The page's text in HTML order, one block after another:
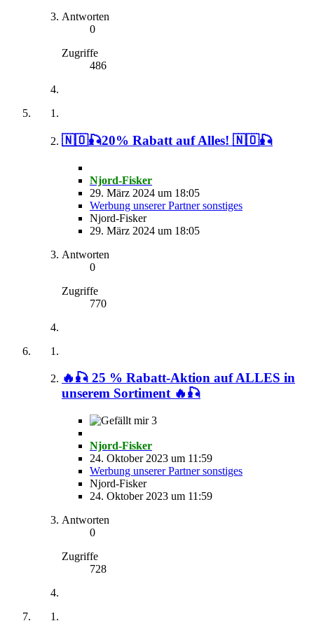
Antworten
0
Zugriffe
486
🇳🇴🎣20% Rabatt auf Alles! 🇳🇴🎣
Njord-Fisker
29. März 2024 um 18:05
Werbung unserer Partner sonstiges
Njord-Fisker
29. März 2024 um 18:05
Antworten
0
Zugriffe
770
🔥🎣 25 % Rabatt-Aktion auf ALLES in
unserem Sortiment 🔥🎣
3
Njord-Fisker
24. Oktober 2023 um 11:59
Werbung unserer Partner sonstiges
Njord-Fisker
24. Oktober 2023 um 11:59
Antworten
0
Zugriffe
728